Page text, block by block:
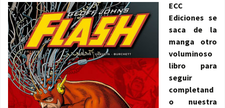
ECC
Ediciones se
saca de la
manga otro
voluminoso
libro para
seguir
completand
o nuestra